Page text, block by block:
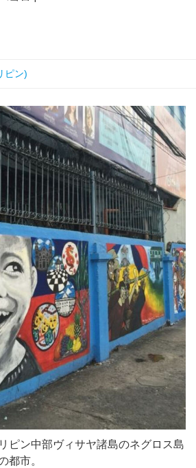
ピン)
ピン中部ヴィサヤ諸島のネグロス島
都市。